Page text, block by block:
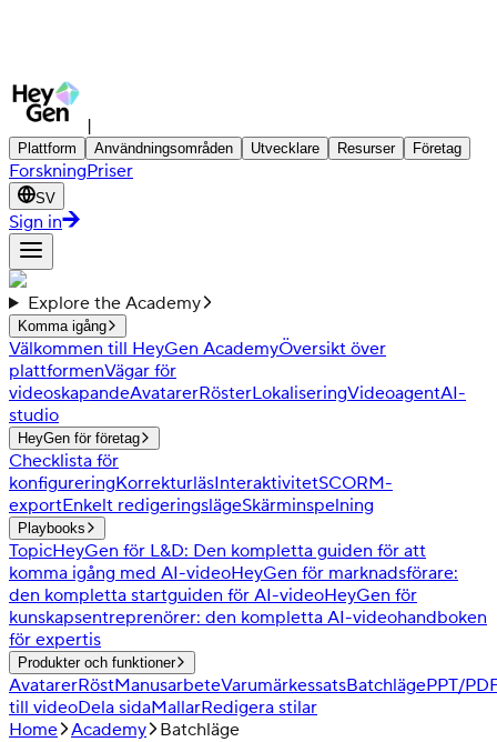
|
Plattform Användningsområden Utvecklare Resurser Företag
ForskningPriser
SV
Sign in
Explore the Academy
Komma igång
Välkommen till HeyGen AcademyÖversikt över
plattformenVägar för
videoskapandeAvatarerRösterLokaliseringVideoagentAI-
studio
HeyGen för företag
Checklista för
konfigureringKorrekturläsInteraktivitetSCORM-
exportEnkelt redigeringslägeSkärminspelning
Playbooks
TopicHeyGen för L&D: Den kompletta guiden för att
komma igång med AI-videoHeyGen för marknadsförare:
den kompletta startguiden för AI-videoHeyGen för
kunskapsentreprenörer: den kompletta AI-videohandboken
för expertis
Produkter och funktioner
AvatarerRöstManusarbeteVarumärkessatsBatchlägePPT/
till videoDela sidaMallarRedigera stilar
Home Academy Batchläge